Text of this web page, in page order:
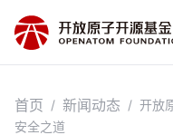
首页 / 新闻动态 / 开放
安全之道